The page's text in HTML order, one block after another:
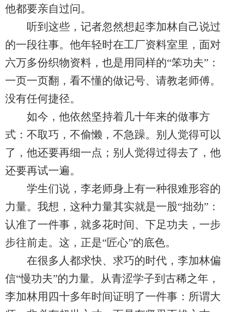
他都要亲自过问。
听到这些，记者忽然想起李加林自己说过
的一段往事。他年轻时在工厂资料室里，面对
六万多份织物资料，也是用同样的“笨功夫”：
一页一页翻，看不懂的做记号、请教老师傅。
没有任何捷径。
如今，他依然坚持着几十年来的做事方
式：不取巧，不偷懒，不急躁。别人觉得可以
了，他还要再细一点；别人觉得过得去了，他
还要再试一遍。
学生们说，李老师身上有一种很难形容的
力量。我想，这种力量其实就是一股“拙劲”：
认准了一件事，就多花时间、下足功夫，一步
步往前走。这，正是“匠心”的底色。
在很多人都求快、求巧的时代，李加林偏
信“慢功夫”的力量。从青涩学子到古稀之年，
李加林用四十多年时间证明了一件事：所谓大